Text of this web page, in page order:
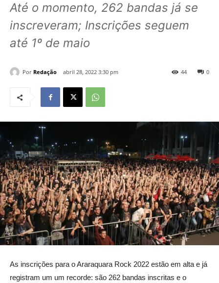
Até o momento, 262 bandas já se
inscreveram; Inscrições seguem
até 1º de maio
Por Redação abril 28, 2022 3:30 pm 0
44
As inscrições para o Araraquara Rock 2022 estão em alta e já
registram um um recorde: são 262 bandas inscritas e o